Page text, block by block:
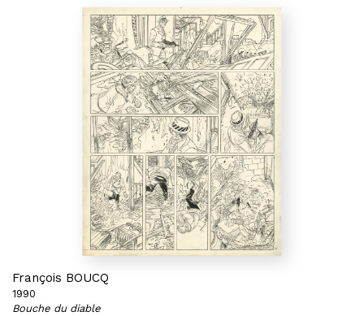
François BOUCQ
1990
Bouche du diable